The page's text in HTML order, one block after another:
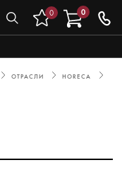
0 0
ОТРАСЛИ
HORECA